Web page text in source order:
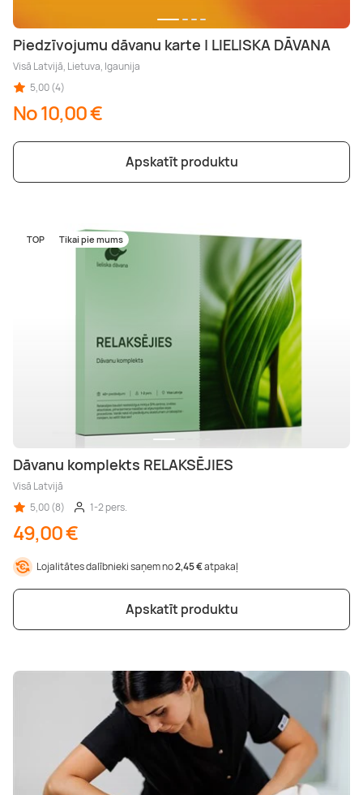
Piedzīvojumu dāvanu karte | LIELISKA DĀVANA
Visā Latvijā, Lietuva, Igaunija
5,00 (4)
No 10,00 €
Apskatīt produktu
TOP Tikai pie mums
Dāvanu komplekts RELAKSĒJIES
Visā Latvijā
5,00 (8)
1-2 pers.
49,00 €
Lojalitātes dalībnieki saņem no2,45 €atpakaļ
Apskatīt produktu